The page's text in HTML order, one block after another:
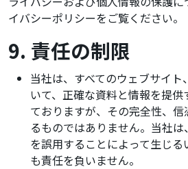
イバシーポリシーをご覧ください。
9. 責任の制限
当社は、すべてのウェブサイ
いて、正確な資料と情報を提
ておりますが、その完全性、
るものではありません。当社
を誤用することによって生じ
も責任を負いません。